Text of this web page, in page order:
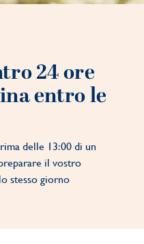
24 ore
entro le
delle 13:00 di un
il vostro
stesso giorno